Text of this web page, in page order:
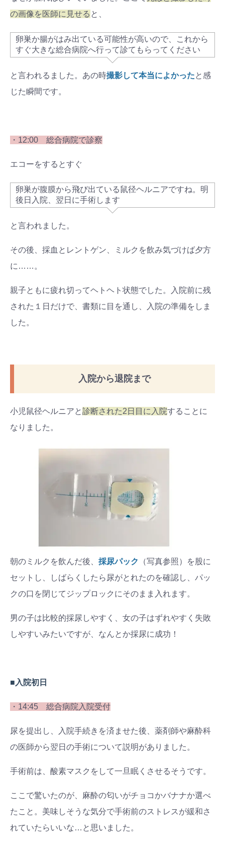
の画像を医師に見せる と、
卵巣か腸がはみ出ている可能性が高いので、これから
すぐ大きな総合病院へ行って診てもらってください
と言われるました。あの時撮影して本当によかったと感
じた瞬間です。
・12:00 総合病院で診察
エコーをするとすぐ
卵巣が腹膜から飛び出ている鼠径ヘルニアですね。明
後日入院、翌日に手術します
と言われました。
その後、採血とレントゲン、ミルクを飲み気づけば夕方
に……。
親子ともに疲れ切ってヘトヘト状態でした。入院前に残
された１日だけで、書類に目を通し、入院の準備をしま
した。
入院から退院まで
小児鼠径ヘルニアと診断された2日目に入院することに
なりました。
朝のミルクを飲んだ後、 採尿パック
（写真参照）を股に
セットし、しばらくしたら尿がとれたのを確認し、パッ
クの口を閉じてジップロックにそのまま入れます。
男の子は比較的採尿しやすく、女の子はずれやすく失敗
しやすいみたいですが、なんとか採尿に成功！
■入院初日
・14:45 総合病院入院受付
尿を提出し、入院手続きを済ませた後、薬剤師や麻酔科
の医師から翌日の手術について説明がありました。
手術前は、酸素マスクをして一旦眠くさせるそうです。
ここで驚いたのが、麻酔の匂いがチョコかバナナか選べ
たこと。美味しそうな気分で手術前のストレスが緩和さ
れていたらいいな…と思いました。